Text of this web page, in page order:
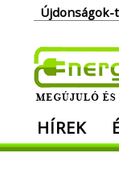
Újdonságok-
Megújuló
HÍREK